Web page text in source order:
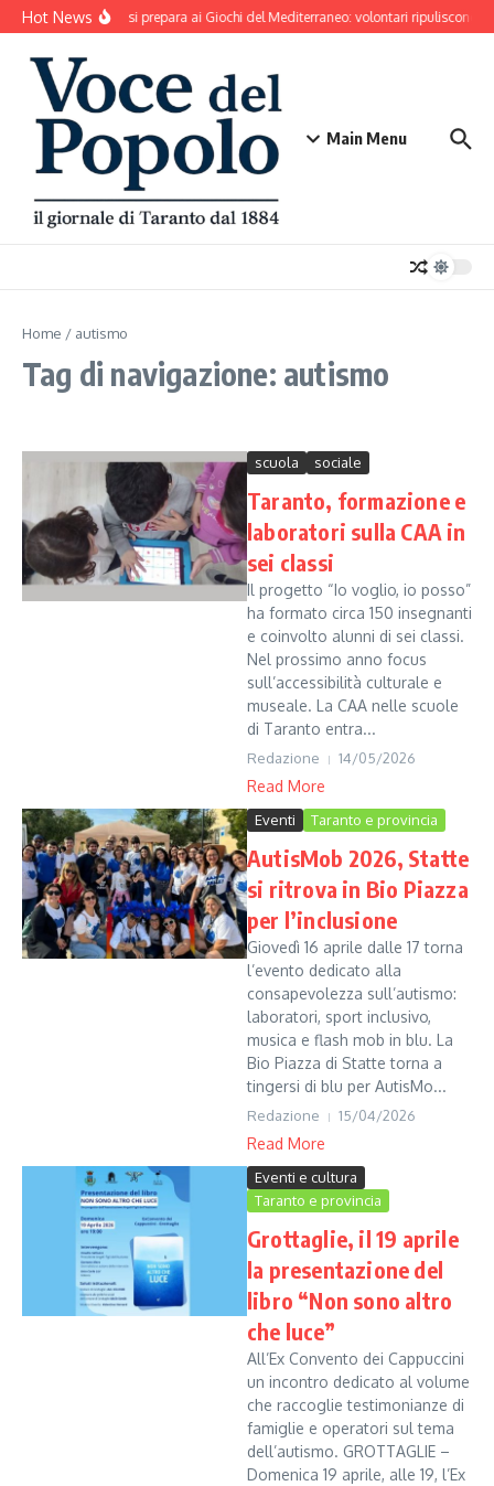
Salta al contenuto
Hot NewsTaranto si prepara ai Giochi del Mediterraneo: volontari ripuliscono
Main Menu
Home / autismo
Tag di navigazione: autismo
scuola sociale
Taranto, formazione e
laboratori sulla CAA in
sei classi
Il progetto “Io voglio, io posso”
ha formato circa 150 insegnanti
e coinvolto alunni di sei classi.
Nel prossimo anno focus
sull’accessibilità culturale e
museale. La CAA nelle scuole
di Taranto entra...
Redazione 14/05/2026
Read More
Eventi Taranto e provincia
AutisMob 2026, Statte
si ritrova in Bio Piazza
per l’inclusione
Giovedì 16 aprile dalle 17 torna
l’evento dedicato alla
consapevolezza sull’autismo:
laboratori, sport inclusivo,
musica e flash mob in blu. La
Bio Piazza di Statte torna a
tingersi di blu per AutisMo...
Redazione 15/04/2026
Read More
Eventi e cultura
Taranto e provincia
Grottaglie, il 19 aprile
la presentazione del
libro “Non sono altro
che luce”
All’Ex Convento dei Cappuccini
un incontro dedicato al volume
che raccoglie testimonianze di
famiglie e operatori sul tema
dell’autismo. GROTTAGLIE –
Domenica 19 aprile, alle 19, l’Ex